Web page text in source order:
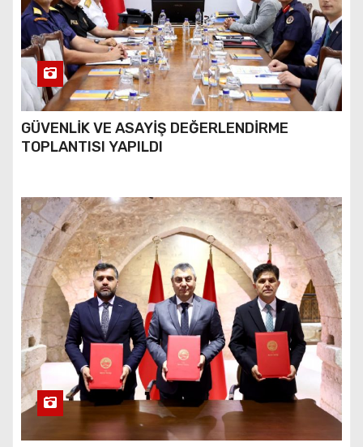
GÜVENLİK VE ASAYİŞ DEĞERLENDİRME
TOPLANTISI YAPILDI